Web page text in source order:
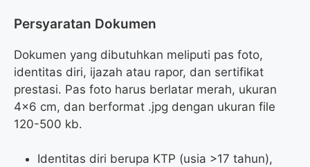
Persyaratan Dokumen
Dokumen yang dibutuhkan meliputi pas foto,
identitas diri, ijazah atau rapor, dan sertifikat
prestasi. Pas foto harus berlatar merah, ukuran
4×6 cm, dan berformat .jpg dengan ukuran file
120-500 kb.
Identitas diri berupa KTP (usia >17 tahun),